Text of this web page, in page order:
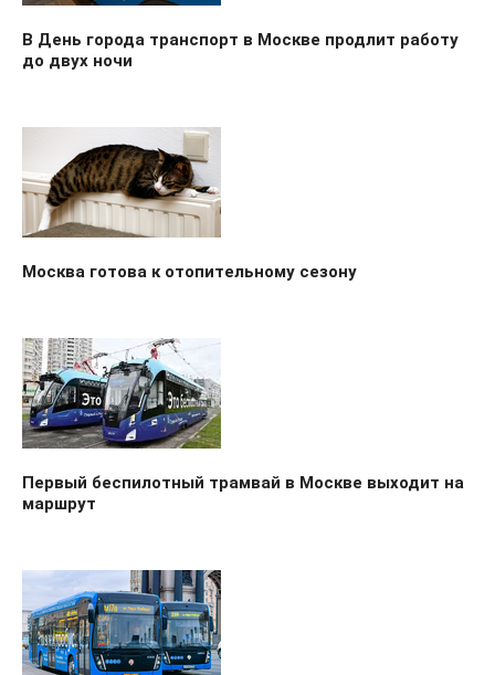
В День города транспорт в Москве продлит работу
до двух ночи
Москва готова к отопительному сезону
Первый беспилотный трамвай в Москве выходит на
маршрут